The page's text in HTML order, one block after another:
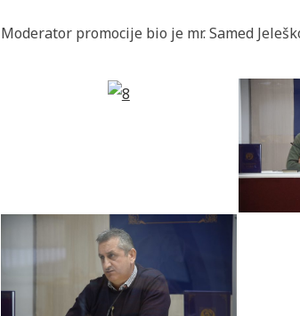
Moderator promocije bio je mr. Samed